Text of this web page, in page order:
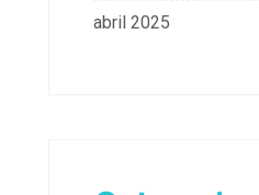
abril 2025